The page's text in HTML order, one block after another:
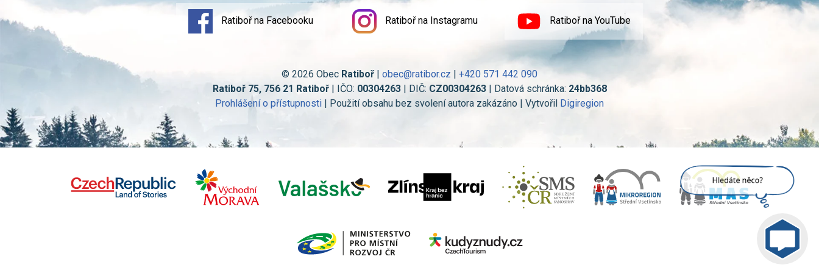
Ratiboř na Facebooku Ratiboř na Instagramu Ratiboř na YouTube
© 2026 Obec Ratiboř | obec@ratibor.cz | +420 571 442 090
Ratiboř 75, 756 21 Ratiboř| IČO: 00304263| DIČ: CZ00304263| Datová schránka: 24bb368
Prohlášení o přístupnosti | Použití obsahu bez svolení autora zakázáno | Vytvořil Digiregion
tenhle web znám
nazpaměť.